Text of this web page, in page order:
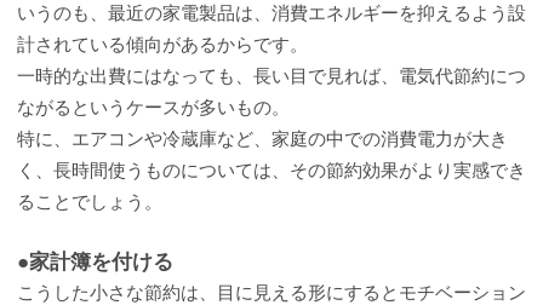
いうのも、最近の家電製品は、消費エネルギーを抑えるよう設
計されている傾向があるからです。
一時的な出費にはなっても、長い目で見れば、電気代節約につ
ながるというケースが多いもの。
特に、エアコンや冷蔵庫など、家庭の中での消費電力が大き
く、長時間使うものについては、その節約効果がより実感でき
ることでしょう。
●家計簿を付ける
こうした小さな節約は、目に見える形にするとモチベーション